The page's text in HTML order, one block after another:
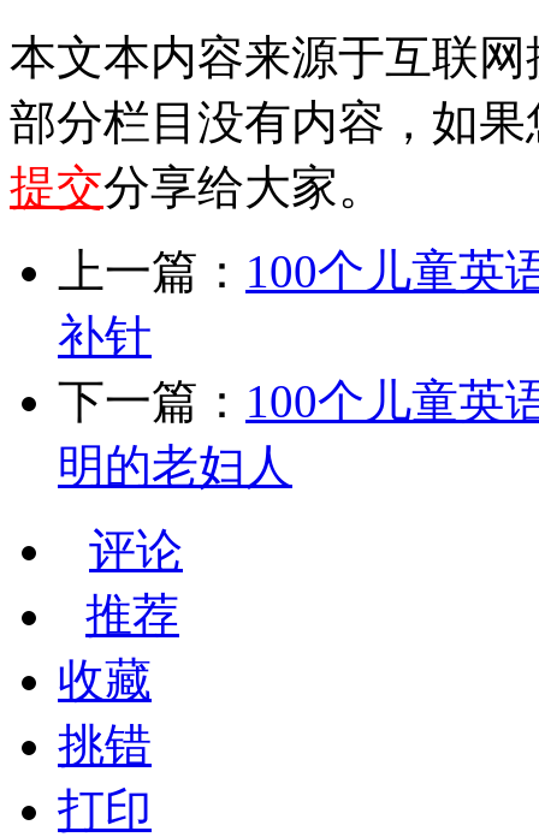
本文本内容来源于互联
部分栏目没有内容，如
提交分享给大家。
上一篇： 100个儿童英
补针
下一篇： 100个儿童英
明的老妇人
评论
推荐
收藏
挑错
打印